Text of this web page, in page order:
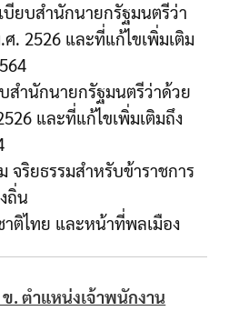
บียบสำนักนายกรัฐมนตรีว่า
. 2526 และที่แก้ไขเพิ่มเติม
สำนักนายกรัฐมนตรีว่าด้วย
และที่แก้ไขเพิ่มเติมถึง
จริยธรรมสำหรับข้าราชการ
ถิ่น
ติไทย และหน้าที่พลเมือง
. ตำแหน่งเจ้าพนักงาน